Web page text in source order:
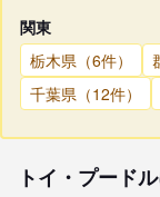
関東
栃木県（6件）
千葉県（12件）
トイ・プード